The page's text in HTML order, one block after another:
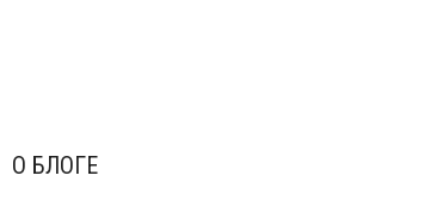
О БЛОГЕ